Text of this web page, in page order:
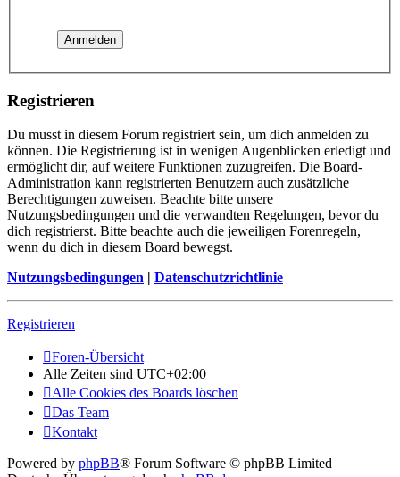
Registrieren
Du musst in diesem Forum registriert sein, um dich anmelden zu
können. Die Registrierung ist in wenigen Augenblicken erledigt und
ermöglicht dir, auf weitere Funktionen zuzugreifen. Die Board-
Administration kann registrierten Benutzern auch zusätzliche
Berechtigungen zuweisen. Beachte bitte unsere
Nutzungsbedingungen und die verwandten Regelungen, bevor du
dich registrierst. Bitte beachte auch die jeweiligen Forenregeln,
wenn du dich in diesem Board bewegst.
Nutzungsbedingungen | Datenschutzrichtlinie
Registrieren
Foren-Übersicht
Alle Zeiten sind UTC+02:00
Alle Cookies des Boards löschen
Das Team
Kontakt
Powered by phpBB® Forum Software © phpBB Limited